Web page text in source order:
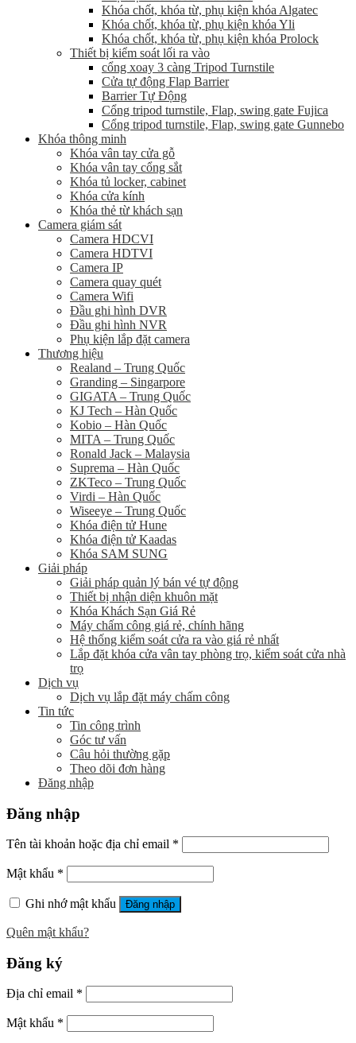
Khóa chốt, khóa từ, phụ kiện khóa Algatec
Khóa chốt, khóa từ, phụ kiện khóa Yli
Khóa chốt, khóa từ, phụ kiện khóa Prolock
Thiết bị kiểm soát lối ra vào
cổng xoay 3 càng Tripod Turnstile
Cửa tự động Flap Barrier
Barrier Tự Động
Cổng tripod turnstile, Flap, swing gate Fujica
Cổng tripod turnstile, Flap, swing gate Gunnebo
Khóa thông minh
Khóa vân tay cửa gỗ
Khóa vân tay cổng sắt
Khóa tủ locker, cabinet
Khóa cửa kính
Khóa thẻ từ khách sạn
Camera giám sát
Camera HDCVI
Camera HDTVI
Camera IP
Camera quay quét
Camera Wifi
Đầu ghi hình DVR
Đầu ghi hình NVR
Phụ kiện lắp đặt camera
Thương hiệu
Realand – Trung Quốc
Granding – Singarpore
GIGATA – Trung Quốc
KJ Tech – Hàn Quốc
Kobio – Hàn Quốc
MITA – Trung Quốc
Ronald Jack – Malaysia
Suprema – Hàn Quốc
ZKTeco – Trung Quốc
Virdi – Hàn Quốc
Wiseeye – Trung Quốc
Khóa điện tử Hune
Khóa điện tử Kaadas
Khóa SAM SUNG
Giải pháp
Giải pháp quản lý bán vé tự động
Thiết bị nhận diện khuôn mặt
Khóa Khách Sạn Giá Rẻ
Máy chấm công giá rẻ, chính hãng
Hệ thống kiểm soát cửa ra vào giá rẻ nhất
Lắp đặt khóa cửa vân tay phòng trọ, kiểm soát cửa nhà
trọ
Dịch vụ
Dịch vụ lắp đặt máy chấm công
Tin tức
Tin công trình
Góc tư vấn
Câu hỏi thường gặp
Theo dõi đơn hàng
Đăng nhập
Đăng nhập
Tên tài khoản hoặc địa chỉ email *
Mật khẩu *
Ghi nhớ mật khẩu Đăng nhập
Quên mật khẩu?
Đăng ký
Địa chỉ email *
Mật khẩu *